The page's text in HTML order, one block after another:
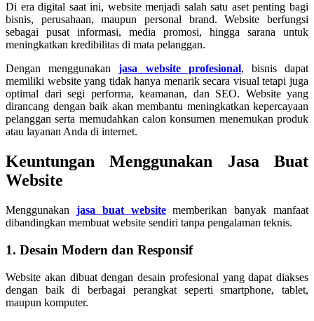
Di era digital saat ini, website menjadi salah satu aset penting bagi
bisnis, perusahaan, maupun personal brand. Website berfungsi
sebagai pusat informasi, media promosi, hingga sarana untuk
meningkatkan kredibilitas di mata pelanggan.
Dengan menggunakanjasa website profesional, bisnis dapat
memiliki website yang tidak hanya menarik secara visual tetapi juga
optimal dari segi performa, keamanan, dan SEO. Website yang
dirancang dengan baik akan membantu meningkatkan kepercayaan
pelanggan serta memudahkan calon konsumen menemukan produk
atau layanan Anda di internet.
Keuntungan Menggunakan Jasa Buat
Website
Menggunakan jasa buat websitememberikan banyak manfaat
dibandingkan membuat website sendiri tanpa pengalaman teknis.
1. Desain Modern dan Responsif
Website akan dibuat dengan desain profesional yang dapat diakses
dengan baik di berbagai perangkat seperti smartphone, tablet,
maupun komputer.